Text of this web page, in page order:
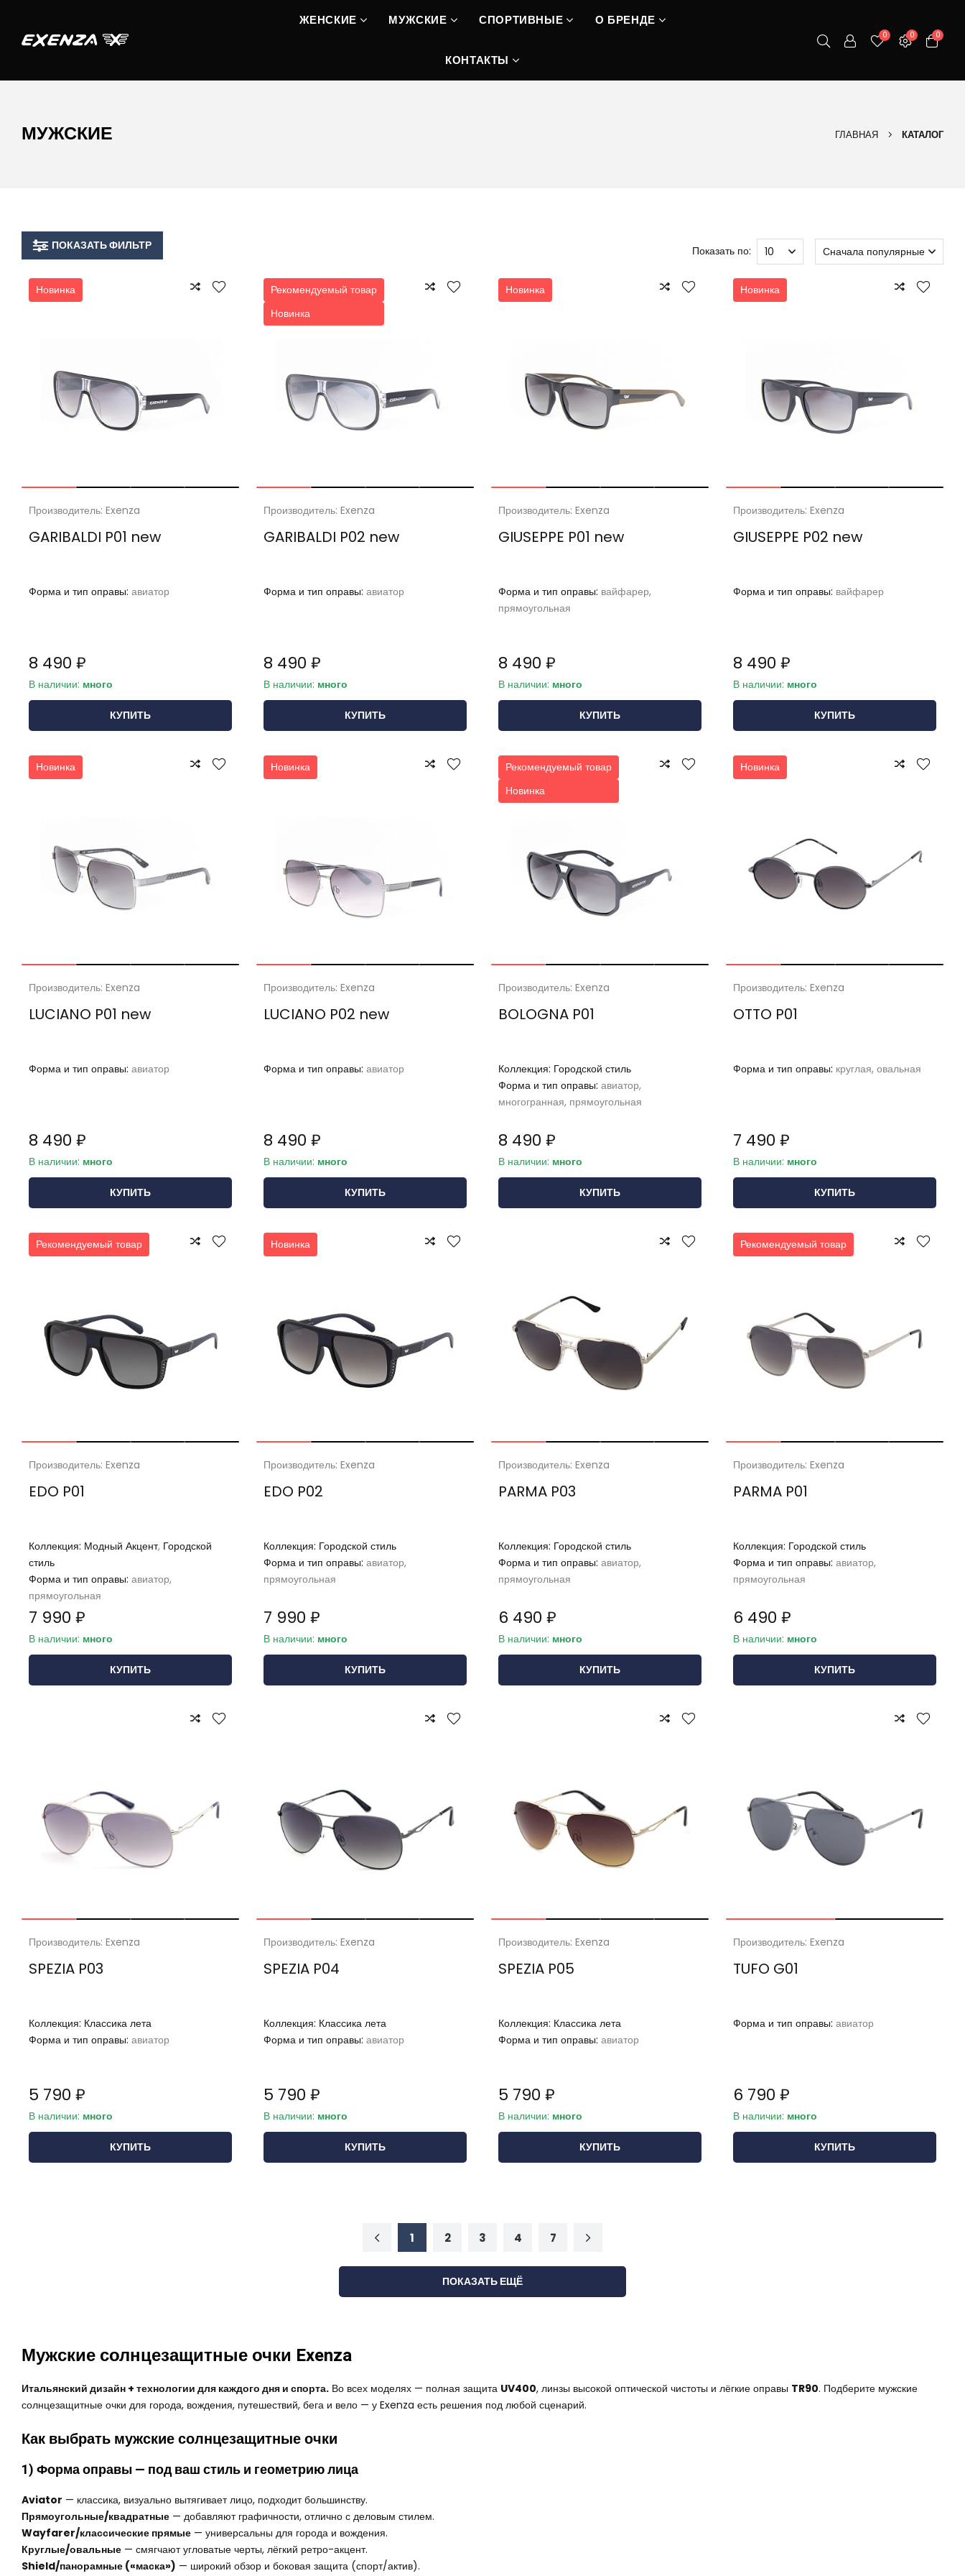
ЖЕНСКИЕ МУЖСКИЕ СПОРТИВНЫЕ О БРЕНДЕ
КОНТАКТЫ
0 0 0
МУЖСКИЕ ГЛАВНАЯ КАТАЛОГ
ПОКАЗАТЬ ФИЛЬТР Показать по:
Новинка
Производитель: Exenza
GARIBALDI P01 new
Форма и тип оправы: авиатор
8 490 ₽
В наличии: много
КУПИТЬ
Рекомендуемый товар
Новинка
Производитель: Exenza
GARIBALDI P02 new
Форма и тип оправы: авиатор
8 490 ₽
В наличии: много
КУПИТЬ
Новинка
Производитель: Exenza
GIUSEPPE P01 new
Форма и тип оправы: вайфарер,
прямоугольная
8 490 ₽
В наличии: много
КУПИТЬ
Новинка
Производитель: Exenza
GIUSEPPE P02 new
Форма и тип оправы: вайфарер
8 490 ₽
В наличии: много
КУПИТЬ
Новинка
Производитель: Exenza
LUCIANO P01 new
Форма и тип оправы: авиатор
8 490 ₽
В наличии: много
КУПИТЬ
Новинка
Производитель: Exenza
LUCIANO P02 new
Форма и тип оправы: авиатор
8 490 ₽
В наличии: много
КУПИТЬ
Рекомендуемый товар
Новинка
Производитель: Exenza
BOLOGNA P01
Коллекция: Городской стиль
Форма и тип оправы: авиатор,
многогранная, прямоугольная
8 490 ₽
В наличии: много
КУПИТЬ
Новинка
Производитель: Exenza
OTTO P01
Форма и тип оправы: круглая, овальная
7 490 ₽
В наличии: много
КУПИТЬ
Рекомендуемый товар
Производитель: Exenza
EDO P01
Коллекция: Модный Акцент, Городской
стиль
Форма и тип оправы: авиатор,
прямоугольная
7 990 ₽
В наличии: много
КУПИТЬ
Новинка
Производитель: Exenza
EDO P02
Коллекция: Городской стиль
Форма и тип оправы: авиатор,
прямоугольная
7 990 ₽
В наличии: много
КУПИТЬ
Производитель: Exenza
PARMA P03
Коллекция: Городской стиль
Форма и тип оправы: авиатор,
прямоугольная
6 490 ₽
В наличии: много
КУПИТЬ
Рекомендуемый товар
Производитель: Exenza
PARMA P01
Коллекция: Городской стиль
Форма и тип оправы: авиатор,
прямоугольная
6 490 ₽
В наличии: много
КУПИТЬ
Производитель: Exenza
SPEZIA P03
Коллекция: Классика лета
Форма и тип оправы: авиатор
5 790 ₽
В наличии: много
КУПИТЬ
Производитель: Exenza
SPEZIA P04
Коллекция: Классика лета
Форма и тип оправы: авиатор
5 790 ₽
В наличии: много
КУПИТЬ
Производитель: Exenza
SPEZIA P05
Коллекция: Классика лета
Форма и тип оправы: авиатор
5 790 ₽
В наличии: много
КУПИТЬ
Производитель: Exenza
TUFO G01
Форма и тип оправы: авиатор
6 790 ₽
В наличии: много
КУПИТЬ
1 2 3 4 7
ПОКАЗАТЬ ЕЩЁ
Мужские солнцезащитные очки Exenza
Итальянский дизайн + технологии для каждого дня и спорта. Во всех моделях — полная защита UV400, линзы высокой оптической чистоты и лёгкие оправы TR90. Подберите мужские
солнцезащитные очки для города, вождения, путешествий, бега и вело — у Exenza есть решения под любой сценарий.
Как выбрать мужские солнцезащитные очки
1) Форма оправы — под ваш стиль и геометрию лица
Aviator — классика, визуально вытягивает лицо, подходит большинству.
Прямоугольные/квадратные — добавляют графичности, отлично с деловым стилем.
Wayfarer/классические прямые — универсальны для города и вождения.
Круглые/овальные — смягчают угловатые черты, лёгкий ретро-акцент.
Shield/панорамные («маска») — широкий обзор и боковая защита (спорт/актив).